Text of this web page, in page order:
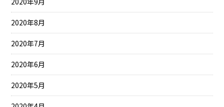
2020年8月
2020年7月
2020年6月
2020年5月